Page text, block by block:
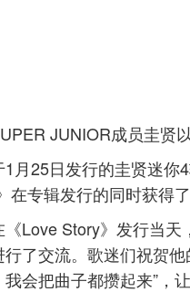
JUNIOR成员圭贤
1月25日发行的圭贤迷你
在专辑发行的同时获得
《Love Story》发行当
行了交流。歌迷们祝贺
会把曲子都攒起来”，